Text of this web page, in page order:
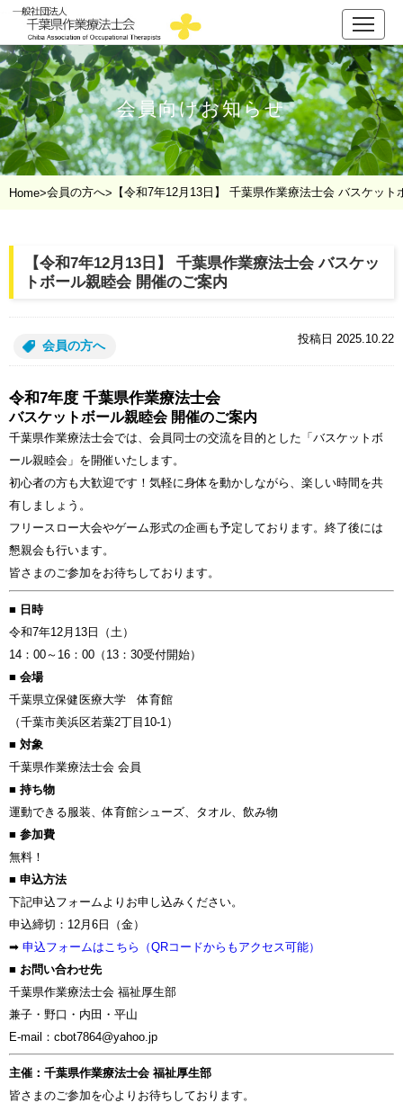
会員向けお知らせ
Home>会員の方へ> 【令和7年12月13日】 千葉県作業療法士会 バスケッ
【令和7年12月13日】 千葉県作業療法士会 バスケッ
トボール親睦会 開催のご案内
会員の方へ 投稿日 2025.10.22
令和7年度 千葉県作業療法士会
バスケットボール親睦会 開催のご案内
千葉県作業療法士会では、会員同士の交流を目的とした「バスケットボ
ール親睦会」を開催いたします。
初心者の方も大歓迎です！気軽に身体を動かしながら、楽しい時間を共
有しましょう。
フリースロー大会やゲーム形式の企画も予定しております。終了後には
懇親会も行います。
皆さまのご参加をお待ちしております。
■ 日時
令和7年12月13日（土）
14：00～16：00（13：30受付開始）
■ 会場
千葉県立保健医療大学 体育館
（千葉市美浜区若葉2丁目10-1）
■ 対象
千葉県作業療法士会 会員
■ 持ち物
運動できる服装、体育館シューズ、タオル、飲み物
■ 参加費
無料！
■ 申込方法
下記申込フォームよりお申し込みください。
申込締切：12月6日（金）
➡︎ 申込フォームはこちら（QRコードからもアクセス可能）
■ お問い合わせ先
千葉県作業療法士会 福祉厚生部
兼子・野口・内田・平山
E-mail： cbot7864@yahoo.jp
主催：千葉県作業療法士会 福祉厚生部
皆さまのご参加を心よりお待ちしております。